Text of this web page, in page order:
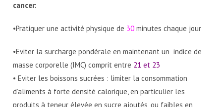
cancer:
•Pratiquer une activité physique de 30 minutes chaque jour
•Eviter la surcharge pondérale en maintenant un indice de
masse corporelle (IMC) comprit entre 21 et 23
• Eviter les boissons sucrées : limiter la consommation
d’aliments à forte densité calorique, en particulier les
produits à teneur élevée en sucre ajoutés, ou faibles en